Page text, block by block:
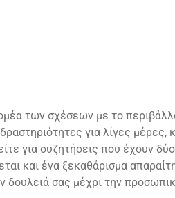
των σχέσεων με το
για λίγες
για συζητήσεις που έχουν
και ένα ξεκαθάρισμα
σας μέχρι την